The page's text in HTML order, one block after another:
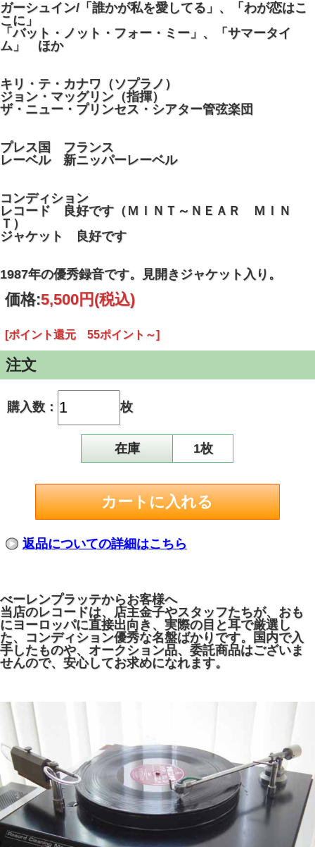
ガーシュイン/「誰かが私を愛してる」、「わが恋はこ
こに」
「バット・ノット・フォー・ミー」、「サマータイ
ム」 ほか
キリ・テ・カナワ（ソプラノ）
ジョン・マッグリン（指揮）
ザ・ニュー・プリンセス・シアター管弦楽団
プレス国 フランス
レーベル 新ニッパーレーベル
コンディション
レコード 良好です（ＭＩＮＴ～ＮＥＡＲ ＭＩＮ
Ｔ）
ジャケット 良好です
1987年の優秀録音です。見開きジャケット入り。
価格:5,500円 (税込)
[ポイント還元 55ポイント～]
注文
購入数： 枚
在庫 1枚
返品についての詳細はこちら
べーレンプラッテからお客様へ
当店のレコードは、店主金子やスタッフたちが、おも
にヨーロッパに直接出向き、実際の目と耳で厳選し
た、コンディション優秀な名盤ばかりです。国内で入
手したものや、オークション品、委託商品はございま
せんので、安心してお求めになれます。